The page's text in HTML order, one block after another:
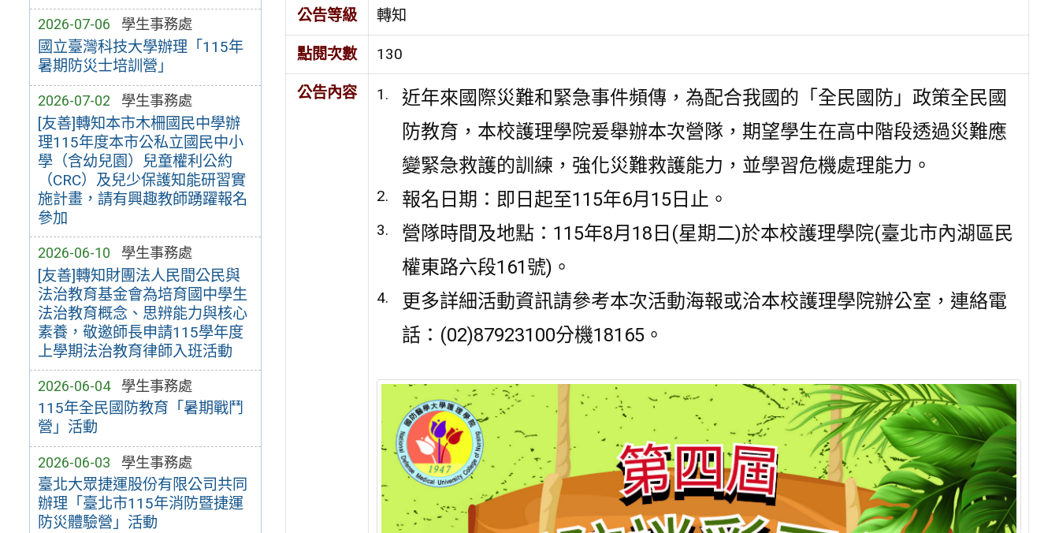
2026-07-06 學生事務處
國立臺灣科技大學辦理「115年
暑期防災士培訓營」
2026-07-02 學生事務處
[友善]轉知本市木柵國民中學辦
理115年度本市公私立國民中小
學（含幼兒園）兒童權利公約
（CRC）及兒少保護知能研習實
施計畫，請有興趣教師踴躍報名
參加
2026-06-10 學生事務處
[友善]轉知財團法人民間公民與
法治教育基金會為培育國中學生
法治教育概念、思辨能力與核心
素養，敬邀師長申請115學年度
上學期法治教育律師入班活動
2026-06-04 學生事務處
115年全民國防教育「暑期戰鬥
營」活動
2026-06-03 學生事務處
臺北大眾捷運股份有限公司共同
辦理「臺北市115年消防暨捷運
防災體驗營」活動
公告等級 轉知
點閱次數 130
公告內容
近年來國際災難和緊急事件頻傳，為配合我國的「全民國防」政策全民國
防教育，本校護理學院爰舉辦本次營隊，期望學生在高中階段透過災難應
變緊急救護的訓練，強化災難救護能力，並學習危機處理能力。
報名日期：即日起至115年6月15日止。
營隊時間及地點：115年8月18日(星期二)於本校護理學院(臺北市內湖區民
權東路六段161號)。
更多詳細活動資訊請參考本次活動海報或洽本校護理學院辦公室，連絡電
話：(02)87923100分機18165。